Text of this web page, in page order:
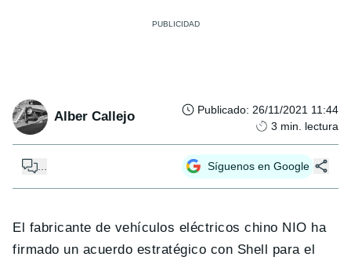
Alber Callejo Publicado: 26/11/2021 11:44
3 min. lectura
Síguenos en Google
El fabricante de vehículos eléctricos chino NIO ha
firmado un acuerdo estratégico con Shell para el